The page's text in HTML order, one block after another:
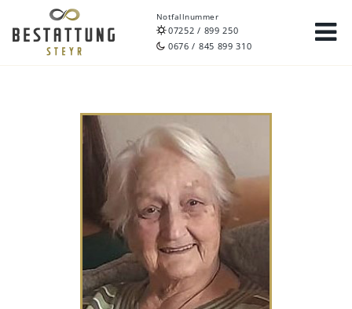
Notfallnummer
07252 / 899 250
0676 / 845 899 310